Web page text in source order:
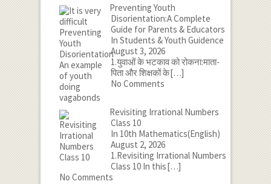
Preventing Youth
Disorientation:A Complete
Guide for Parents & Educators
In Students & Youth Guidence
August 3, 2026
1.युवाओं के भटकाव को रोकना:माता-
पिता और शिक्षकों के[…]
No Comments
Revisiting Irrational Numbers
Class 10
In 10th Mathematics(English)
August 2, 2026
1.Revisiting Irrational Numbers
Class 10 In this[…]
No Comments